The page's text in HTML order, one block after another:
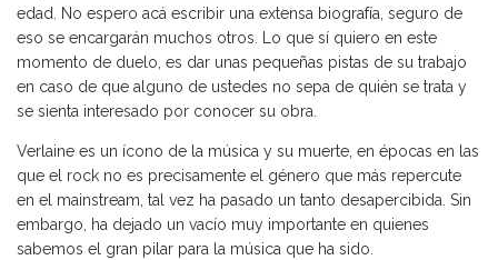
edad. No espero acá escribir una extensa biografía, seguro de
eso se encargarán muchos otros. Lo que sí quiero en este
momento de duelo, es dar unas pequeñas pistas de su trabajo
en caso de que alguno de ustedes no sepa de quién se trata y
se sienta interesado por conocer su obra.
Verlaine es un ícono de la música y su muerte, en épocas en las
que el rock no es precisamente el género que más repercute
en el mainstream, tal vez ha pasado un tanto desapercibida. Sin
embargo, ha dejado un vacío muy importante en quienes
sabemos el gran pilar para la música que ha sido.